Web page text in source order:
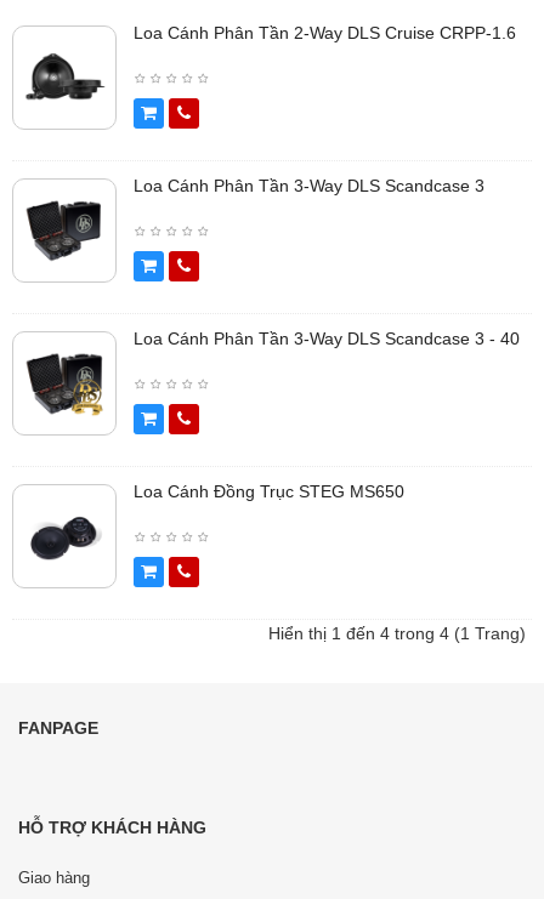
Loa Cánh Phân Tần 2-Way DLS Cruise CRPP-1.6
Loa Cánh Phân Tần 3-Way DLS Scandcase 3
Loa Cánh Phân Tần 3-Way DLS Scandcase 3 - 40
Loa Cánh Đồng Trục STEG MS650
Hiển thị 1 đến 4 trong 4 (1 Trang)
FANPAGE
HỖ TRỢ KHÁCH HÀNG
Giao hàng